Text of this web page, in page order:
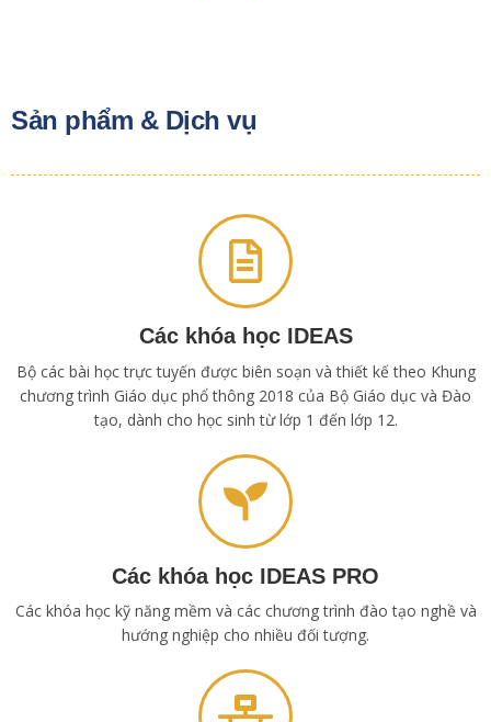
Sản phẩm & Dịch vụ
Các khóa học IDEAS
Bộ các bài học trực tuyến được biên soạn và thiết kế theo Khung
chương trình Giáo dục phổ thông 2018 của Bộ Giáo dục và Đào
tạo, dành cho học sinh từ lớp 1 đến lớp 12.
Các khóa học IDEAS PRO
Các khóa học kỹ năng mềm và các chương trình đào tạo nghề và
hướng nghiệp cho nhiều đối tượng.